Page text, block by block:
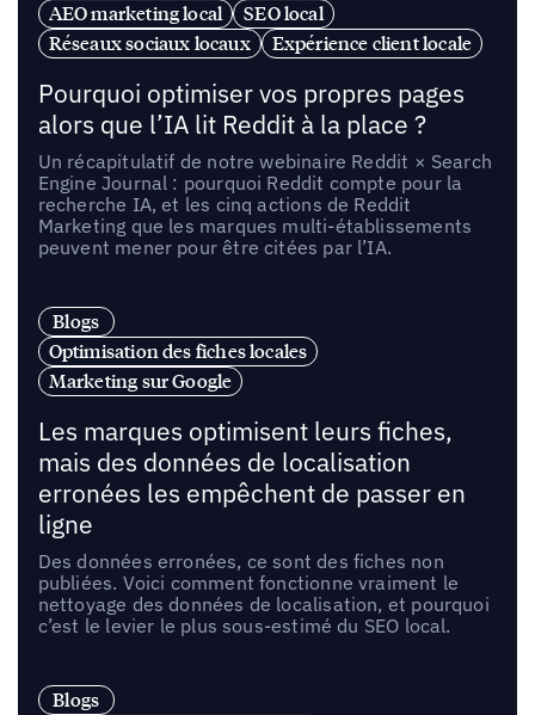
AEO marketing local
SEO local
Réseaux sociaux locaux
Expérience client locale
Pourquoi optimiser vos propres pages
alors que l’IA lit Reddit à la place ?
Un récapitulatif de notre webinaire Reddit × Search
Engine Journal : pourquoi Reddit compte pour la
recherche IA, et les cinq actions de Reddit
Marketing que les marques multi-établissements
peuvent mener pour être citées par l’IA.
Blogs
Optimisation des fiches locales
Marketing sur Google
Les marques optimisent leurs fiches,
mais des données de localisation
erronées les empêchent de passer en
ligne
Des données erronées, ce sont des fiches non
publiées. Voici comment fonctionne vraiment le
nettoyage des données de localisation, et pourquoi
c’est le levier le plus sous-estimé du SEO local.
Blogs